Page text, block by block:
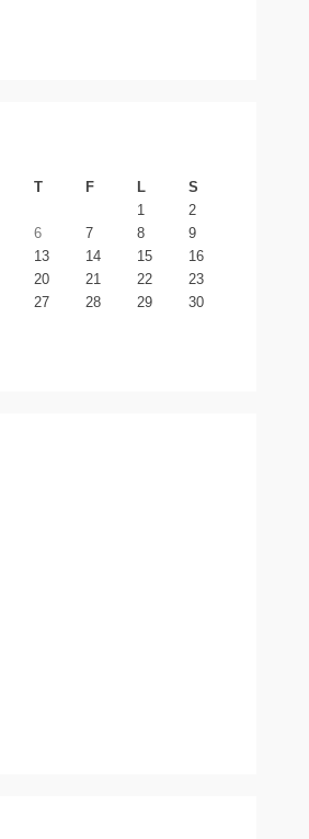
T F L
S
1
2
6 7 8
9
13 14 15
16
20 21 22
23
27 28 29
30